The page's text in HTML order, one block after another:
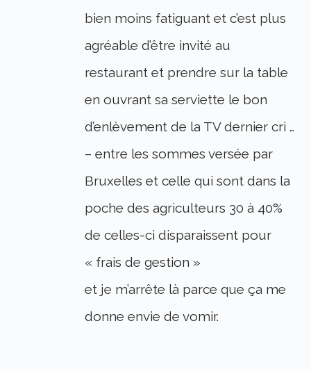
bien moins fatiguant et c’est plus
agréable d’être invité au
restaurant et prendre sur la table
en ouvrant sa serviette le bon
d’enlèvement de la TV dernier cri …
– entre les sommes versée par
Bruxelles et celle qui sont dans la
poche des agriculteurs 30 à 40%
de celles-ci disparaissent pour
« frais de gestion »
et je m’arrête là parce que ça me
donne envie de vomir.